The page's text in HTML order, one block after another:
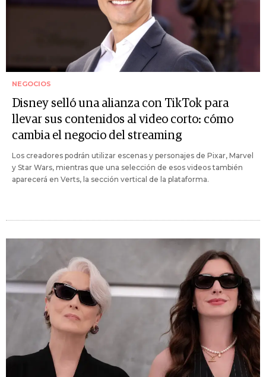
NEGOCIOS
Disney selló una alianza con TikTok para
llevar sus contenidos al video corto: cómo
cambia el negocio del streaming
Los creadores podrán utilizar escenas y personajes de Pixar, Marvel
y Star Wars, mientras que una selección de esos videos también
aparecerá en Verts, la sección vertical de la plataforma.